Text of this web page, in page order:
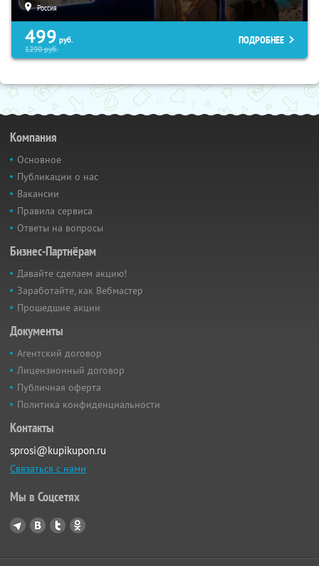
Россия
499 руб.
1290руб.
ПОДРОБНЕЕ
Компания
Основное
Публикации о нас
Вакансии
Правила сервиса
Ответы на вопросы
Бизнес-Партнёрам
Давайте сделаем акцию!
Заработайте, как Вебмастер
Прошедшие акции
Документы
Агентский договор
Лицензионный договор
Публичная оферта
Политика конфиденциальности
Контакты
sprosi@kupikupon.ru
Связаться с нами
Мы в Соцсетях